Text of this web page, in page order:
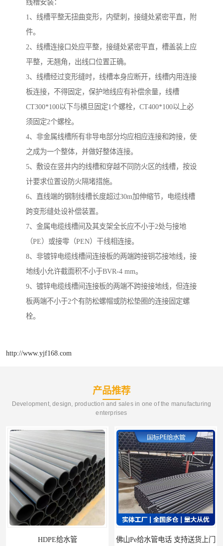
线槽安装：
1、线槽平整无扭曲变形，内壁刺，接缝处紧密平直，附
件。
2、线槽连接口处应平整，接缝处紧密平直，槽盖装上应
平整，无翘角，出线口位置正确。
3、线槽经过变形缝时，线槽本身应断开，线槽内用连接
板连接，不得固定，保护地线应有补偿余量，线槽
CT300*100以下与横旦固定1个螺栓，CT400*100以上必
须固定2个螺栓。
4、非金属线槽所有非导电部分均应相应连接和跨接，使
之成为一个整体，并做好整体连接。
5、敷设在竖井内的线槽和穿越不同防火区的线槽，按设
计要求位置设防火隔堵措施。
6、直线端的钢制线槽长度超过30m加伸缩节，电缆线槽
跨变形缝处设补偿装置。
7、金属电缆线槽间及其支架全长应不小于2处与接地
（PE）或接零（PEN）干线相连接。
8、非镀锌电缆线槽间连接板的两端跨接铜芯接地线，接
地线小允许截面积不小于BVR-4 mm。
9、镀锌电缆线槽间连接板的两端不跨接接地线，但连接
板两端不小于2个有防松螺帽或防松垫圈的连接固定螺
栓。
http://www.yjf168.com
产品推荐
Development, design, production and sales in one of the manufacturing
enterprises
佛山Pe给水管电话 支持送货上门 HDPE电力管 HDPE顶管电缆管保护套管